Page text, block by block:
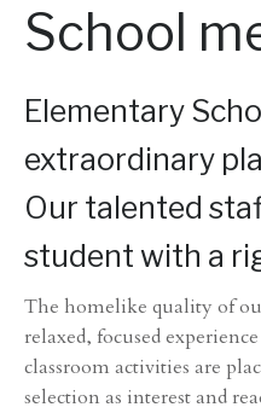
School
Elementary
extraordinary
Our talented
student with a
The homelike quality of
relaxed, focused
classroom activities are
selection as interest and